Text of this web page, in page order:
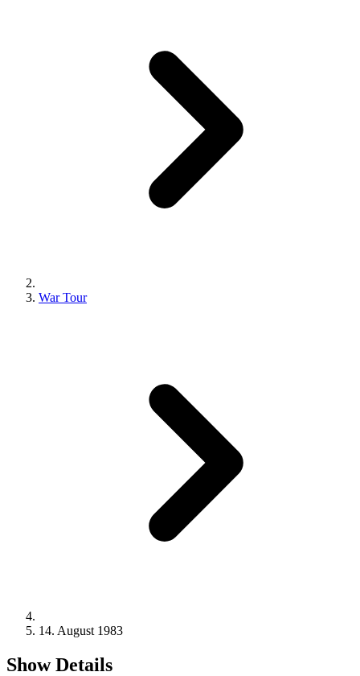
War Tour
14. August 1983
Show Details